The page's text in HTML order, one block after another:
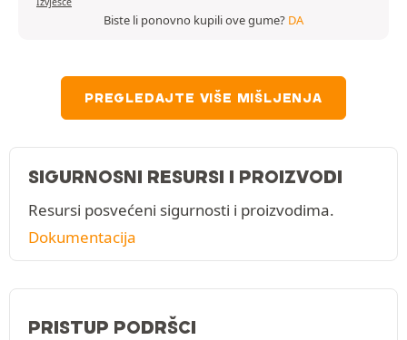
Biste li ponovno kupili ove gume? DA
PREGLEDAJTE VIŠE MIŠLJENJA
SIGURNOSNI RESURSI I PROIZVODI
Resursi posvećeni sigurnosti i proizvodima.
Dokumentacija
PRISTUP PODRŠCI